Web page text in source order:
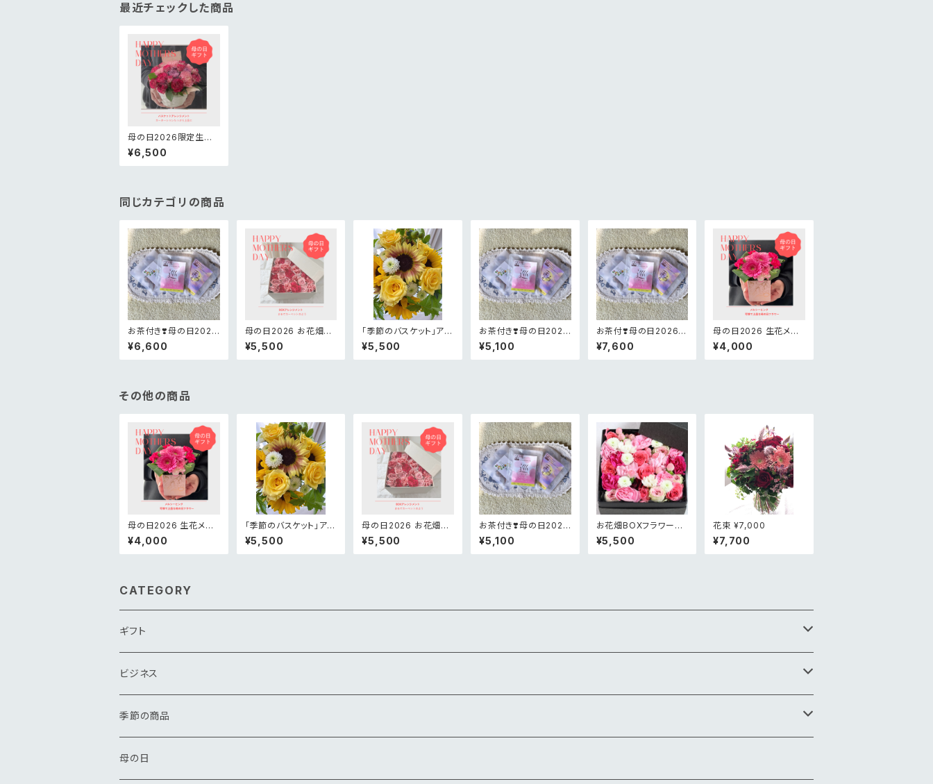
最近チェックした商品
母の日2026限定生花
ありがとうの花かごア
レンジメント
¥6,500
同じカテゴリの商品
お茶付き❣️母の日2026
生花お花畑BOXフラワ
ー
¥6,600
母の日2026 お花畑B
OXアレンジメント
¥5,500
「季節のバスケット」アレ
ンジメント¥5,000
¥5,500
お茶付き❣️母の日2026
限定メルシーピンクアレ
ンジメント
¥5,100
お茶付❣️母の日2026限
定ありがとうの花かご
アレンジメント
¥7,600
母の日2026 生花メル
シーピンクアレンジメン
ト
¥4,000
その他の商品
母の日2026 生花メル
シーピンクアレンジメン
ト
¥4,000
「季節のバスケット」アレ
ンジメント¥5,000
¥5,500
母の日2026 お花畑B
OXアレンジメント
¥5,500
お茶付き❣️母の日2026
限定メルシーピンクアレ
ンジメント
¥5,100
お花畑BOXフラワー
¥5,000
¥5,500
花束 ¥7,000
¥7,700
CATEGORY
ギフト
花束
アレンジメント
その他
ビジネス
花束
アレンジメント
季節の商品
春
母の日